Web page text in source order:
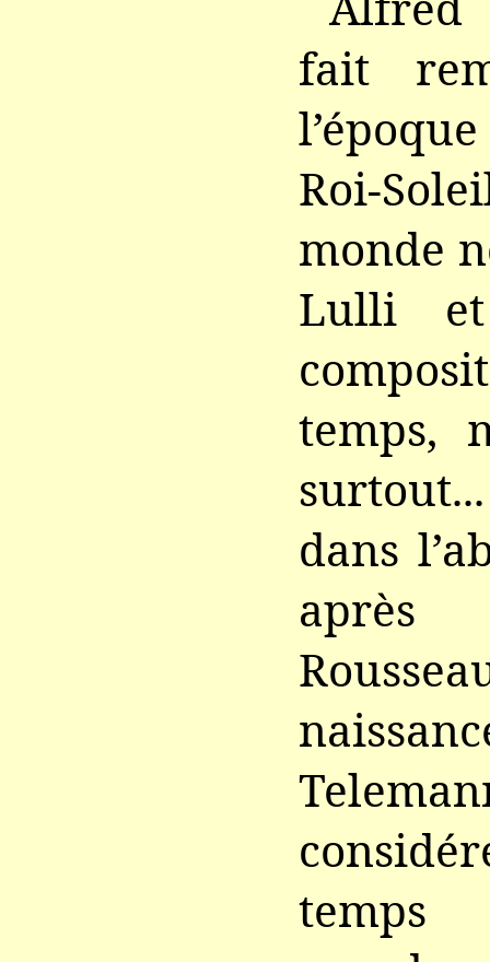
fait
Roi-
monde
Lulli
temps,
dans
après
temps